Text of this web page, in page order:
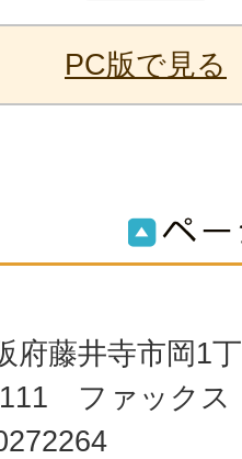
PC版で見る
藤井寺市岡1
ファックス